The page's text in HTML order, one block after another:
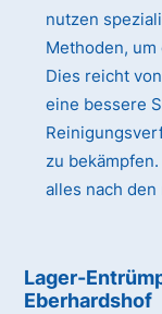
nutzen
Methoden,
Dies reicht
eine bessere
zu
alles nach
Lager-
Eberhardshof